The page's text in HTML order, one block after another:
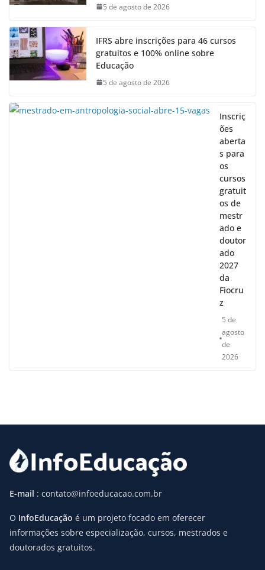
5 de agosto de 2026
IFRS abre inscrições para 46 cursos
gratuitos e 100% online sobre
Educação
5 de agosto de 2026
Inscriç
ões
aberta
s para
os
cursos
gratuit
os de
mestr
ado e
doutor
ado
2027
da
Fiocru
z
5 de
agosto
de
2026
E-mail : contato@infoeducacao.com.br
O InfoEducação é um projeto focado em oferecer
informações sobre especialização, cursos, mestrados e
doutorados gratuitos.